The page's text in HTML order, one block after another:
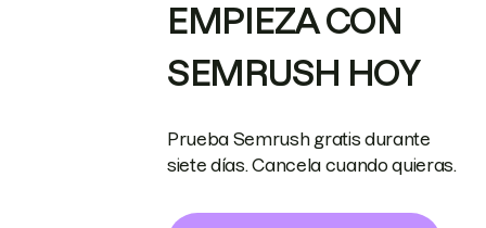
EMPIEZA CON
SEMRUSH HOY
Prueba Semrush gratis durante
siete días. Cancela cuando quieras.